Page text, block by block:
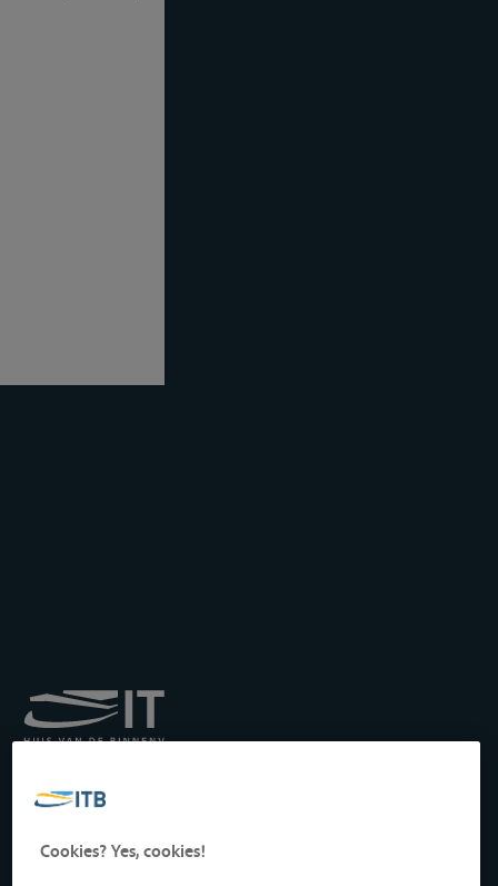
het Transport langs de
Drukpersstraat 19
1000 Brussel, België
Cookies? Yes, cookies!